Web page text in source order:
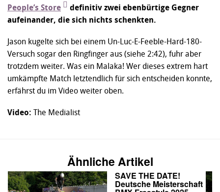
⁨People’s Store
definitiv zwei ebenbürtige Gegner
aufeinander, die sich nichts schenkten.
Jason kugelte sich bei einem Un-Luc-E-Feeble-Hard-180-
Versuch sogar den Ringfinger aus (siehe 2:42), fuhr aber
trotzdem weiter. Was ein Malaka! Wer dieses extrem hart
umkämpfte Match letztendlich für sich entscheiden konnte,
erfährst du im Video weiter oben.
Video: The Medialist
Ähnliche Artikel
SAVE THE DATE!
Deutsche Meisterschaft